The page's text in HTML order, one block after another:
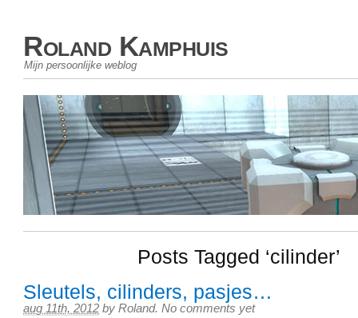
Roland Kamphuis
Mijn persoonlijke weblog
Posts Tagged ‘cilinder’
Sleutels, cilinders, pasjes…
aug 11th, 2012 by Roland. No comments yet